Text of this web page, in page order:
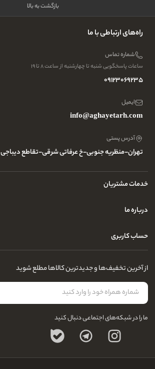
بازگشت به بالا
راه‌های ارتباطی با ما
شماره تماس
ساعات پاسخگویی شنبه تا چهارشنبه از ساعت ۸ تا ۱۹
09123069235
ایمیل
info@aghayetarh.com
آدرس پستی
تهران-منظریه جنوبی-خ عرفاتی شرقی-تقاطع دیباجی
خدمات مشتریان
محصولات چرم
حریم خصوصی کاربران
درباره ما
تماس با ما
سوالات متداول
درباره ما
پرسش و پاسخ های متداول
مجله و بلاگ
حساب کاربری
لیست علاقه‌مندی
حساب کاربری
از آخرین تخفیف‌ها و جدیدترین کالاها مطلع شوید
ما را در شبکه‌های اجتماعی دنبال کنید